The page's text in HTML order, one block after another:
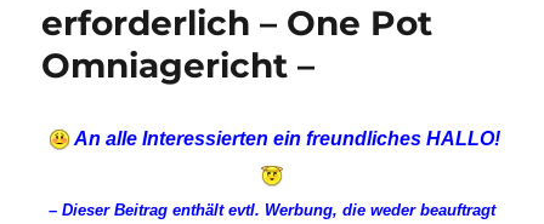
erforderlich – One Pot
Omniagericht –
An alle Interessierten ein freundliches HALLO!
– Dieser Beitrag enthält evtl. Werbung, die weder beauftragt